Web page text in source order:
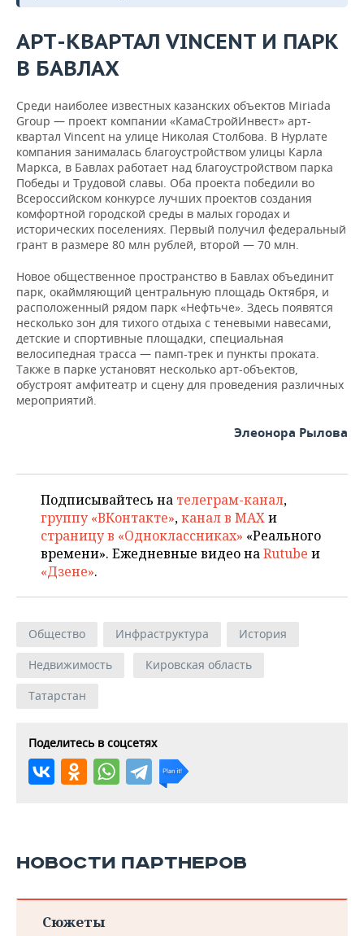
АРТ-КВАРТАЛ VINCENT И ПАРК
В БАВЛАХ
Среди наиболее известных казанских объектов Miriada
Group — проект компании «КамаСтройИнвест» арт-
квартал Vincent на улице Николая Столбова. В Нурлате
компания занималась благоустройством улицы Карла
Маркса, в Бавлах работает над благоустройством парка
Победы и Трудовой славы. Оба проекта победили во
Всероссийском конкурсе лучших проектов создания
комфортной городской среды в малых городах и
исторических поселениях. Первый получил федеральный
грант в размере 80 млн рублей, второй — 70 млн.
Новое общественное пространство в Бавлах объединит
парк, окаймляющий центральную площадь Октября, и
расположенный рядом парк «Нефтьче». Здесь появятся
несколько зон для тихого отдыха с теневыми навесами,
детские и спортивные площадки, специальная
велосипедная трасса — памп-трек и пункты проката.
Также в парке установят несколько арт-объектов,
обустроят амфитеатр и сцену для проведения различных
мероприятий.
Элеонора Рылова
Подписывайтесь на телеграм-канал,
группу «ВКонтакте»,канал в MAXи
страницу в «Одноклассниках» «Реального
времени». Ежедневные видео наRutube и
«Дзене».
Общество Инфраструктура
История
Недвижимость
Кировская область
Татарстан
Поделитесь в соцсетях
НОВОСТИ ПАРТНЕРОВ
Сюжеты